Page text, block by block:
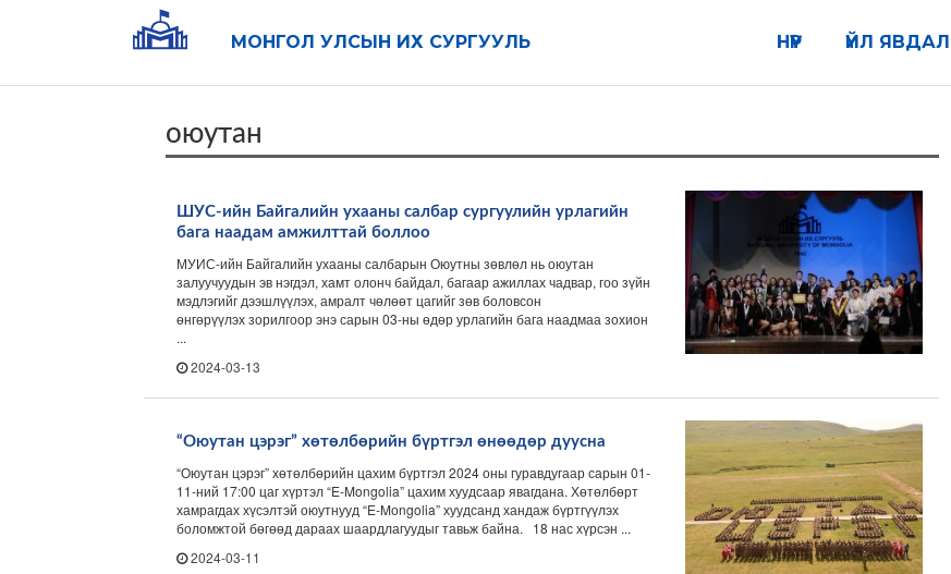
МОНГОЛ УЛСЫН ИХ СУРГУУЛЬ ҮЙЛ ЯВДАЛ
НҮҮР
оюутан
ШУС-ийн Байгалийн ухааны салбар сургуулийн урлагийн
бага наадам амжилттай боллоо
МУИС-ийн Байгалийн ухааны салбарын Оюутны зөвлөл нь оюутан
залуучуудын эв нэгдэл, хамт олонч байдал, багаар ажиллах чадвар, гоо зүйн
мэдлэгийг дээшлүүлэх, амралт чөлөөт цагийг зөв боловсон
өнгөрүүлэх зорилгоор энэ сарын 03-ны өдөр урлагийн бага наадмаа зохион
...
2024-03-13
“Оюутан цэрэг” хөтөлбөрийн бүртгэл өнөөдөр дуусна
“Оюутан цэрэг” хөтөлбөрийн цахим бүртгэл 2024 оны гуравдугаар сарын 01-
11-ний 17:00 цаг хүртэл “E-Mongolia” цахим хуудсаар явагдана. Хөтөлбөрт
хамрагдах хүсэлтэй оюутнууд “E-Mоngolia” хуудсанд хандаж бүртгүүлэх
боломжтой бөгөөд дараах шаардлагуудыг тавьж байна. 18 нас хүрсэн ...
2024-03-11